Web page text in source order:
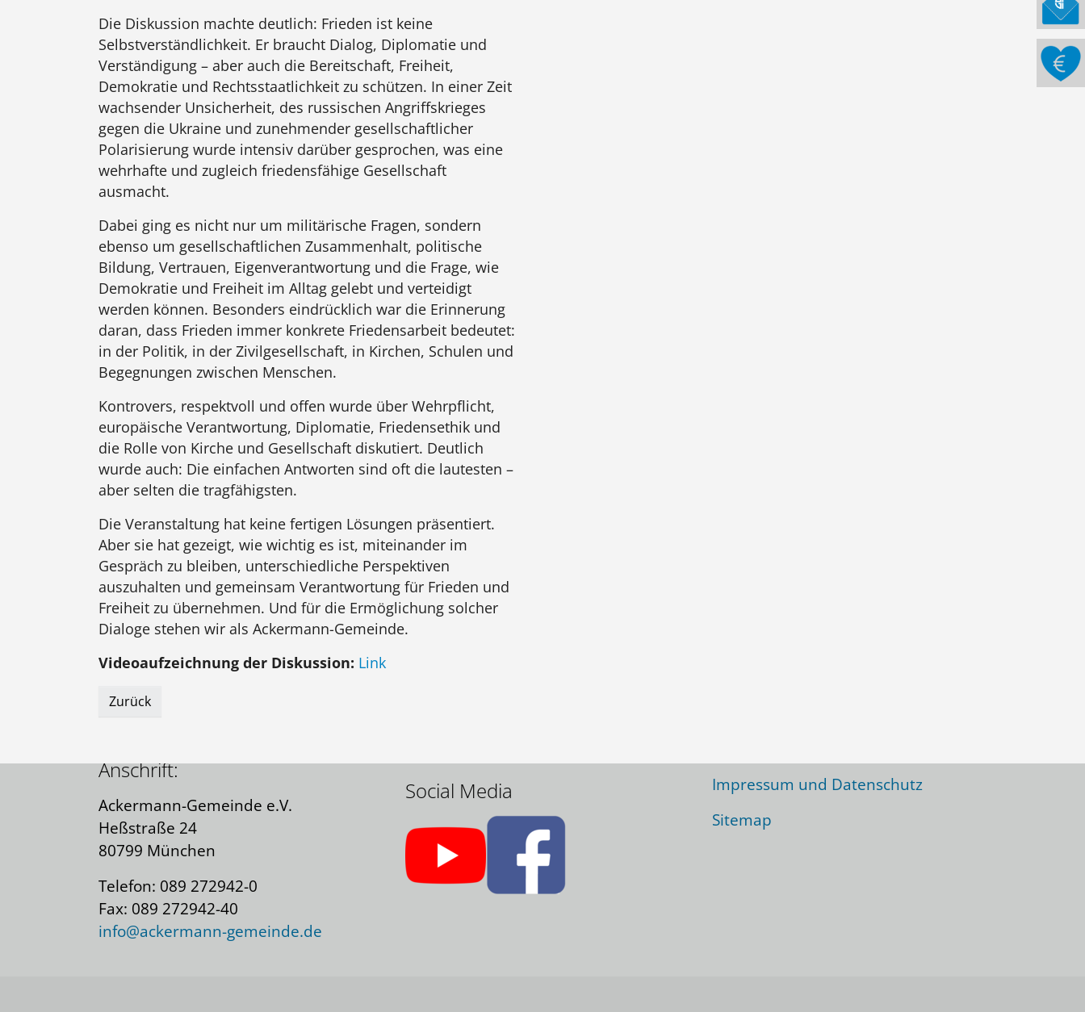
Die Diskussion machte deutlich: Frieden ist keine
Selbstverständlichkeit. Er braucht Dialog, Diplomatie und
Verständigung – aber auch die Bereitschaft, Freiheit,
Demokratie und Rechtsstaatlichkeit zu schützen. In einer Zeit
wachsender Unsicherheit, des russischen Angriffskrieges
gegen die Ukraine und zunehmender gesellschaftlicher
Polarisierung wurde intensiv darüber gesprochen, was eine
wehrhafte und zugleich friedensfähige Gesellschaft
ausmacht.
Dabei ging es nicht nur um militärische Fragen, sondern
ebenso um gesellschaftlichen Zusammenhalt, politische
Bildung, Vertrauen, Eigenverantwortung und die Frage, wie
Demokratie und Freiheit im Alltag gelebt und verteidigt
werden können. Besonders eindrücklich war die Erinnerung
daran, dass Frieden immer konkrete Friedensarbeit bedeutet:
in der Politik, in der Zivilgesellschaft, in Kirchen, Schulen und
Begegnungen zwischen Menschen.
Kontrovers, respektvoll und offen wurde über Wehrpflicht,
europäische Verantwortung, Diplomatie, Friedensethik und
die Rolle von Kirche und Gesellschaft diskutiert. Deutlich
wurde auch: Die einfachen Antworten sind oft die lautesten –
aber selten die tragfähigsten.
Die Veranstaltung hat keine fertigen Lösungen präsentiert.
Aber sie hat gezeigt, wie wichtig es ist, miteinander im
Gespräch zu bleiben, unterschiedliche Perspektiven
auszuhalten und gemeinsam Verantwortung für Frieden und
Freiheit zu übernehmen. Und für die Ermöglichung solcher
Dialoge stehen wir als Ackermann-Gemeinde.
Videoaufzeichnung der Diskussion: Link
Zurück
Kontakt:
Kontaktformular
Anschrift:
Ackermann-Gemeinde e.V.
Heßstraße 24
80799 München
Telefon: 089 272942-0
Fax: 089 272942-40
info@ackermann-gemeinde.de
Social Media
Impressum und Datenschutz
Sitemap